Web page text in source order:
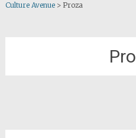
Culture Avenue> Proza